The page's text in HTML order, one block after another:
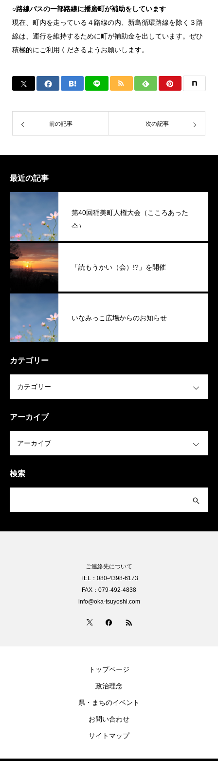
○路線バスの一部路線に播磨町が補助をしています
現在、町内を走っている４路線の内、新島循環路線を除く３路
線は、運行を維持するために町が補助金を出しています。ぜひ
積極的にご利用くださるようお願いします。
前の記事 次の記事
最近の記事
第40回稲美町人権大会（こころあった
会）
「読もうかい（会）!?」を開催
いなみっこ広場からのお知らせ
カテゴリー
アーカイブ
検索
ご連絡先について
TEL：080-4398-6173
FAX：079-492-4838
info@oka-tsuyoshi.com
トップページ
政治理念
県・まちのイベント
お問い合わせ
サイトマップ